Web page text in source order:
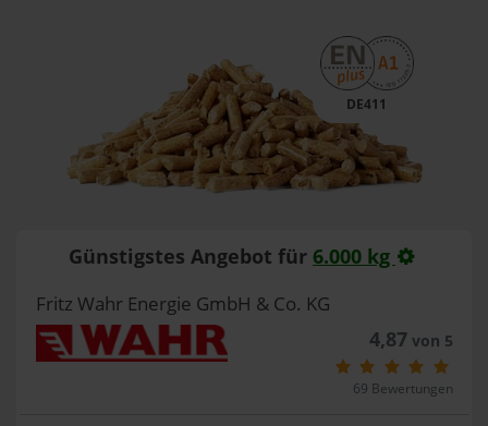
DE411
Günstigstes Angebot für 6.000 kg
Fritz Wahr Energie GmbH & Co. KG
4,87von 5
69 Bewertungen